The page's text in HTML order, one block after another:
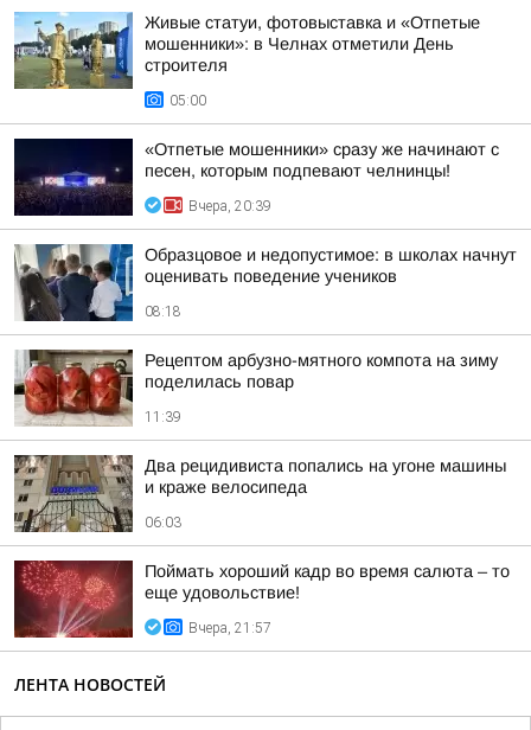
Живые статуи, фотовыставка и «Отпетые
мошенники»: в Челнах отметили День
строителя
05:00
«Отпетые мошенники» сразу же начинают с
песен, которым подпевают челнинцы!
Вчера, 20:39
Образцовое и недопустимое: в школах начнут
оценивать поведение учеников
08:18
Рецептом арбузно-мятного компота на зиму
поделилась повар
11:39
Два рецидивиста попались на угоне машины
и краже велосипеда
06:03
Поймать хороший кадр во время салюта – то
еще удовольствие!
Вчера, 21:57
ЛЕНТА НОВОСТЕЙ